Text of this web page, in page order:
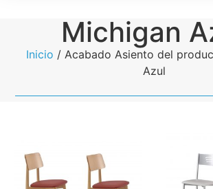
Michigan
Inicio / Acabado Asiento del
Azul